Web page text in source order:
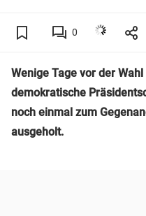
0
Wenige Tage vor der
demokratische
noch einmal zum
ausgeholt.